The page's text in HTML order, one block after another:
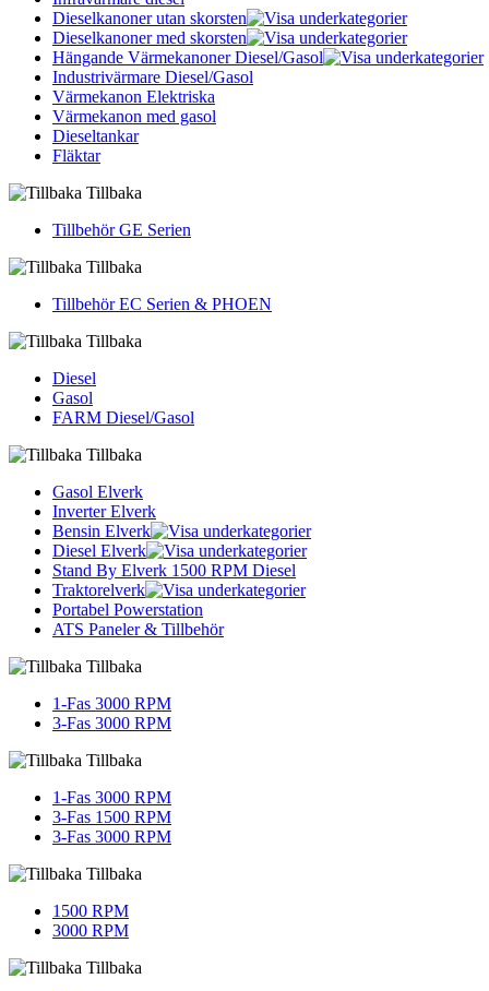
Dieselkanoner utan skorsten
Dieselkanoner med skorsten
Hängande Värmekanoner Diesel/Gasol
Industrivärmare Diesel/Gasol
Värmekanon Elektriska
Värmekanon med gasol
Dieseltankar
Fläktar
Tillbaka
Tillbehör GE Serien
Tillbaka
Tillbehör EC Serien & PHOEN
Tillbaka
Diesel
Gasol
FARM Diesel/Gasol
Tillbaka
Gasol Elverk
Inverter Elverk
Bensin Elverk
Diesel Elverk
Stand By Elverk 1500 RPM Diesel
Traktorelverk
Portabel Powerstation
ATS Paneler & Tillbehör
Tillbaka
1-Fas 3000 RPM
3-Fas 3000 RPM
Tillbaka
1-Fas 3000 RPM
3-Fas 1500 RPM
3-Fas 3000 RPM
Tillbaka
1500 RPM
3000 RPM
Tillbaka